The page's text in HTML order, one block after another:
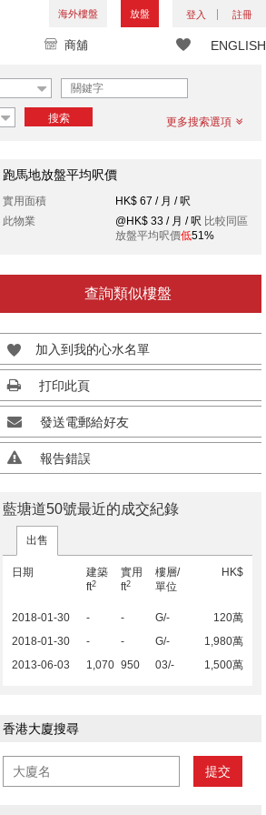
海外樓盤 放盤 登入 註冊
ENGLISH
商舖
搜索 更多搜索選項
跑馬地放盤平均呎價
實用面積
HK$ 67 / 月 / 呎
此物業
@HK$ 33 / 月 / 呎 比較同區
放盤平均呎價低51%
查詢類似樓盤
加入到我的心水名單
打印此頁
發送電郵給好友
報告錯誤
藍塘道50號最近的成交紀錄
出售
日期
建築
ft2
實用
ft2
樓層/
單位
HK$
2018-01-30 - - G/-
120萬
2018-01-30
- - G/-
1,980萬
2013-06-03
1,070 950 03/- 1,500萬
香港大廈搜尋
提交